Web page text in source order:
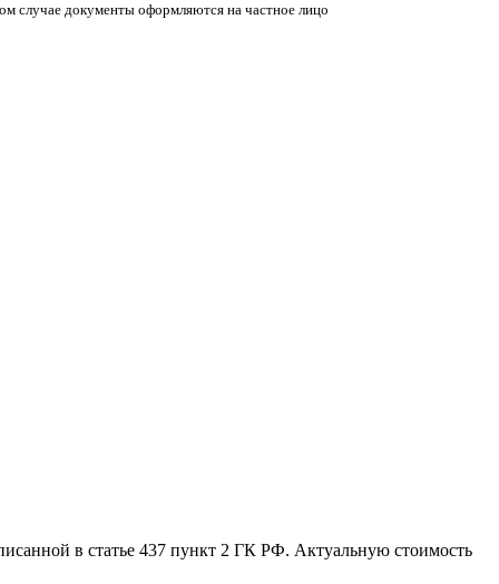
случае документы оформляются на частное лицо
в статье 437 пункт 2 ГК РФ. Актуальную стоимость